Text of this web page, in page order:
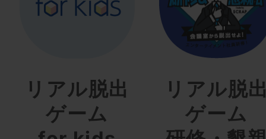
リアル脱出
ゲーム
リアル脱
ゲーム